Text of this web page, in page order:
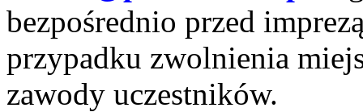
bezpośrednio przed
przypadku zwolnienia
zawody uczestników.